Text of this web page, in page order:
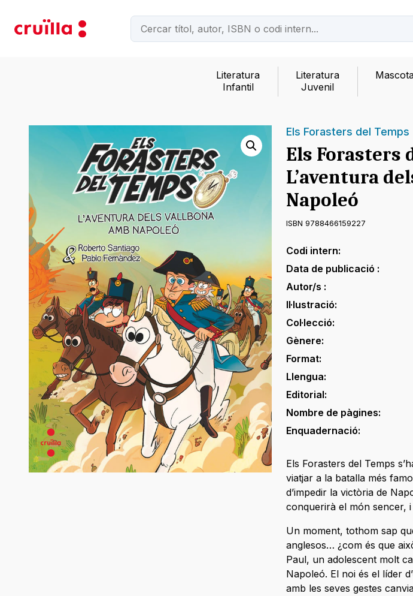
Literatura
Infantil
Literatura
Juvenil
Els Forasters del Temps
Els Forasters
L’aventura
Napoleó
ISBN 9788466159227
Codi intern:
Data de publicació :
Autor/s :
Il·lustració:
Col·lecció:
Gènere:
Format:
Llengua:
Editorial:
Nombre de pàgines:
Enquadernació:
Els Forasters del Temps
viatjar a la batalla més
d’impedir la victòria de
conquerirà el món sencer,
Un moment, tothom sap
anglesos… ¿com és que
Paul, un adolescent molt
Napoleó. El noi és el líder
amb les seves gestes